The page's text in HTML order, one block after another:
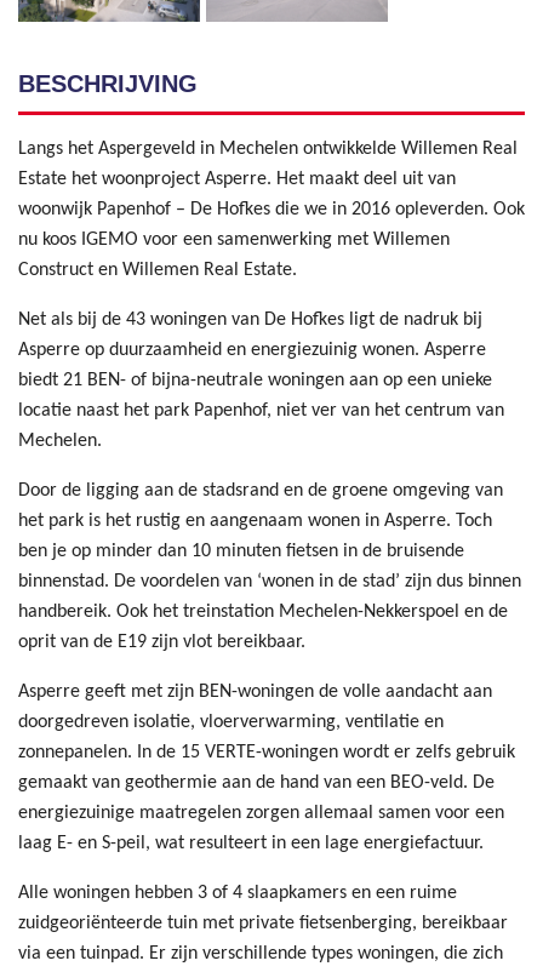
BESCHRIJVING
Langs het Aspergeveld in Mechelen ontwikkelde Willemen Real
Estate het woonproject Asperre. Het maakt deel uit van
woonwijk Papenhof – De Hofkes die we in 2016 opleverden. Ook
nu koos IGEMO voor een samenwerking met Willemen
Construct en Willemen Real Estate.
Net als bij de 43 woningen van De Hofkes ligt de nadruk bij
Asperre op duurzaamheid en energiezuinig wonen. Asperre
biedt 21 BEN- of bijna-neutrale woningen aan op een unieke
locatie naast het park Papenhof, niet ver van het centrum van
Mechelen.
Door de ligging aan de stadsrand en de groene omgeving van
het park is het rustig en aangenaam wonen in Asperre. Toch
ben je op minder dan 10 minuten fietsen in de bruisende
binnenstad. De voordelen van ‘wonen in de stad’ zijn dus binnen
handbereik. Ook het treinstation Mechelen-Nekkerspoel en de
oprit van de E19 zijn vlot bereikbaar.
Asperre geeft met zijn BEN-woningen de volle aandacht aan
doorgedreven isolatie, vloerverwarming, ventilatie en
zonnepanelen. In de 15 VERTE-woningen wordt er zelfs gebruik
gemaakt van geothermie aan de hand van een BEO-veld. De
energiezuinige maatregelen zorgen allemaal samen voor een
laag E- en S-peil, wat resulteert in een lage energiefactuur.
Alle woningen hebben 3 of 4 slaapkamers en een ruime
zuidgeoriënteerde tuin met private fietsenberging, bereikbaar
via een tuinpad. Er zijn verschillende types woningen, die zich